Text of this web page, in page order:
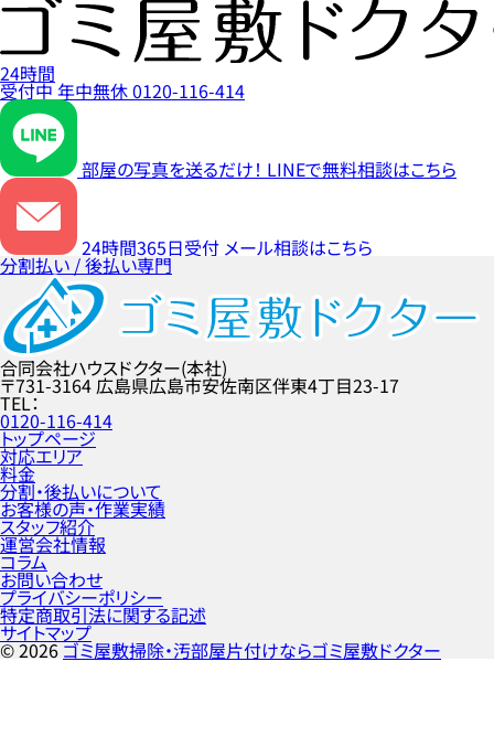
24時間
受付中年中無休0120-116-414
部屋の写真を送るだけ！ LINEで無料相談はこちら
24時間365日受付 メール相談はこちら
分割払い / 後払い専門
合同会社ハウスドクター(本社)
〒731-3164 広島県広島市安佐南区伴東4丁目23-17
TEL
0120-116-414
トップページ
対応エリア
料金
分割・後払いについて
お客様の声・作業実績
スタッフ紹介
運営会社情報
コラム
お問い合わせ
プライバシーポリシー
特定商取引法に関する記述
サイトマップ
©2026ゴミ屋敷掃除・汚部屋片付けならゴミ屋敷ドクター